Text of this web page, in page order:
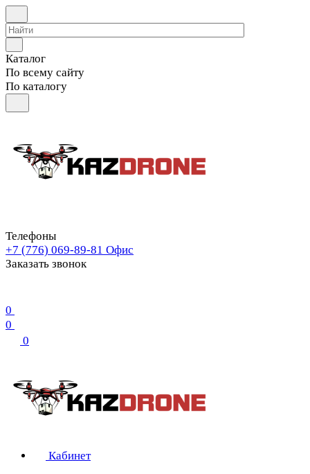
Каталог
По всему сайту
По каталогу
Телефоны
+7 (776) 069-89-81 Офис
Заказать звонок
0
0
0
Кабинет